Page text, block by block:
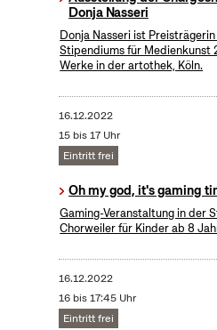
Donja Nasseri
Donja Nasseri ist
Stipendiums für Medienkunst
Werke in der artothek, Köln.
16.12.2022
15 bis 17 Uhr
Eintritt frei
Oh my god, it's gaming
Gaming-Veranstaltung in der
Chorweiler für Kinder ab 8
16.12.2022
16 bis 17:45 Uhr
Eintritt frei